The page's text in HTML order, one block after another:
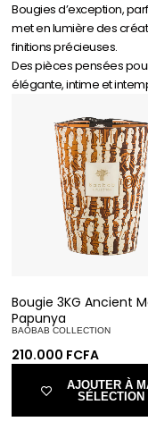
Bougies d’exception,
met en lumière des
finitions précieuses.
Des pièces pensées
élégante, intime et
Bougie 3KG Ancient
Papunya
BAOBAB COLLECTION
210.000 FCFA
AJOUTER À
SÉLECTION